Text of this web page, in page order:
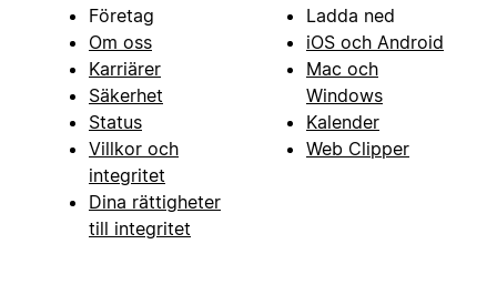
Företag
Om oss
Karriärer
Säkerhet
Status
Villkor och
integritet
Dina rättigheter
till integritet
Ladda ned
iOS och Android
Mac och
Windows
Kalender
Web Clipper